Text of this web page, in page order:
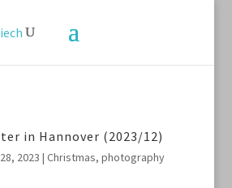
in Hannover (2023/12)
2023 | Christmas, photography